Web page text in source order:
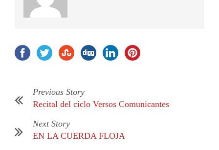
Previous Story
Recital del ciclo Versos Comunicantes
Next Story
EN LA CUERDA FLOJA